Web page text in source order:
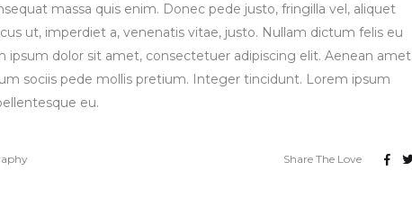
massa quis enim. Donec pede justo, fringilla vel, aliquet
ut, imperdiet a, venenatis vitae, justo. Nullam dictum felis eu
dolor sit amet, consectetuer adipiscing elit. Aenean amet
sociis pede mollis pretium. Integer tincidunt. Lorem ipsum
eu.
Share The Love